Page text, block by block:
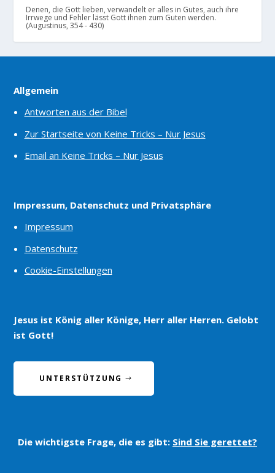
Denen, die Gott lieben, verwandelt er alles in Gutes, auch ihre
Irrwege und Fehler lässt Gott ihnen zum Guten werden.
(Augustinus, 354 - 430)
Allgemein
Antworten aus der Bibel
Zur Startseite von Keine Tricks – Nur Jesus
Email an Keine Tricks – Nur Jesus
Impressum, Datenschutz und Privatsphäre
Impressum
Datenschutz
Cookie-Einstellungen
Jesus ist König aller Könige, Herr aller Herren. Gelobt
ist Gott!
UNTERSTÜTZUNG
Die wichtigste Frage, die es gibt: Sind Sie gerettet?